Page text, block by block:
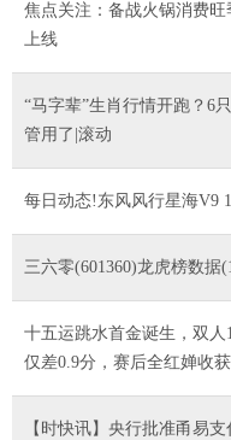
焦点关注：备战火锅消费
上线
“马字辈”生肖行情开跑？6
管用了|滚动
三六零(601360)龙虎榜数据
十五运跳水首金诞生，双人
仅差0.9分，赛后全红婵收
【时快讯】央行批准甬易